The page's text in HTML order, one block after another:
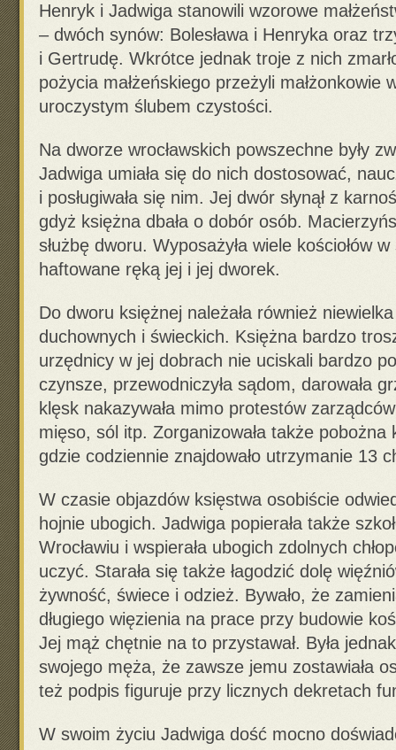
Henryk i Jadwiga stanowili wzorowe
– dwóch synów: Bolesława i Henryka oraz
i Gertrudę. Wkrótce jednak troje z nich
pożycia małżeńskiego przeżyli małżonkowie
uroczystym ślubem czystości.
Na dworze wrocławskich powszechne były
Jadwiga umiała się do nich dostosować,
i posługiwała się nim. Jej dwór słynął z
gdyż księżna dbała o dobór osób.
służbę dworu. Wyposażyła wiele kościołów
haftowane ręką jej i jej dworek.
Do dworu księżnej należała również
duchownych i świeckich. Księżna bardzo
urzędnicy w jej dobrach nie uciskali bardzo
czynsze, przewodniczyła sądom, darowała
klęsk nakazywała mimo protestów
mięso, sól itp. Zorganizowała także
gdzie codziennie znajdowało utrzymanie 13
W czasie objazdów księstwa osobiście
hojnie ubogich. Jadwiga popierała także
Wrocławiu i wspierała ubogich zdolnych
uczyć. Starała się także łagodzić dolę
żywność, świece i odzież. Bywało, że
długiego więzienia na prace przy budowie
Jej mąż chętnie na to przystawał. Była
swojego męża, że zawsze jemu zostawiała
też podpis figuruje przy licznych dekretach
W swoim życiu Jadwiga dość mocno